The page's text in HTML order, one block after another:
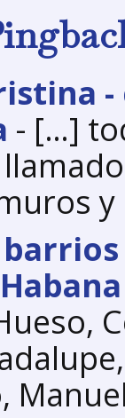
- […]